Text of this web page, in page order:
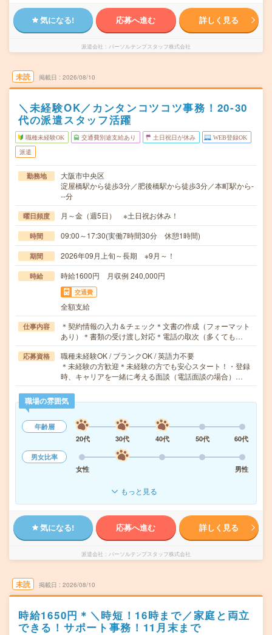
気になる! 応募へ進む 詳しく見る
派遣会社 パーソルテンプスタッフ株式会社
未読 掲載日 2026/08/10
＼未経験OK／カンタンコツコツ事務！20‐30
代の派遣スタッフ活躍
職種未経験OK 交通費別途支給あり 土日祝日が休み WEB登録OK
派遣
勤務地
大阪市中央区
淀屋橋駅から徒歩3分／肥後橋駅から徒歩3分／本町駅から-
--分
曜日頻度 月～金（週5日） ※土日祝お休み！
時間 09:00～17:30(実働7時間30分 休憩1時間)
期間 2026年09月上旬～長期 ※9月～！
時給 時給1600円 月収例 240,000円
交通費
全額支給
仕事内容
＊契約情報の入力＆チェック＊文書の作成（フォーマット
あり）＊書類の受け渡し対応＊電話の取次（多くても…
応募資格
職種未経験OK / ブランクOK / 英語力不要
＊未経験の方歓迎＊未経験の方でも安心スタート！・登録
時、キャリアを一緒に考える面談（電話面談の場合）…
職場の雰囲気
年齢層
20代
30代 40代 50代
60代
男女比率
女性
男性
もっと見る
気になる! 応募へ進む 詳しく見る
派遣会社 パーソルテンプスタッフ株式会社
未読 掲載日 2026/08/10
時給1650円＊＼時短！16時まで／家庭と両立
できる！サポート事務！11月末まで